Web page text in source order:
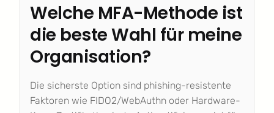
Welche MFA-Methode ist
die beste Wahl für meine
Organisation?
Die sicherste Option sind phishing-resistente
Faktoren wie FIDO2/WebAuthn oder Hardware-